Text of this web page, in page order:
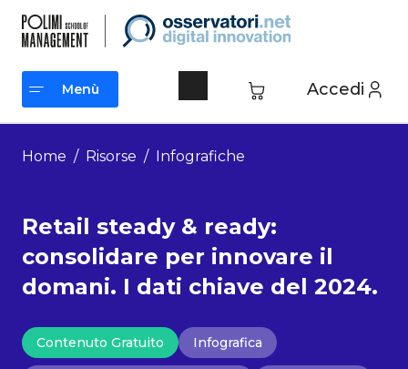
contenuto
Accedi
Menù
Menù
Home / Risorse / Infografiche
Retail steady & ready:
consolidare per innovare il
domani. I dati chiave del 2024.
Contenuto Gratuito Infografica